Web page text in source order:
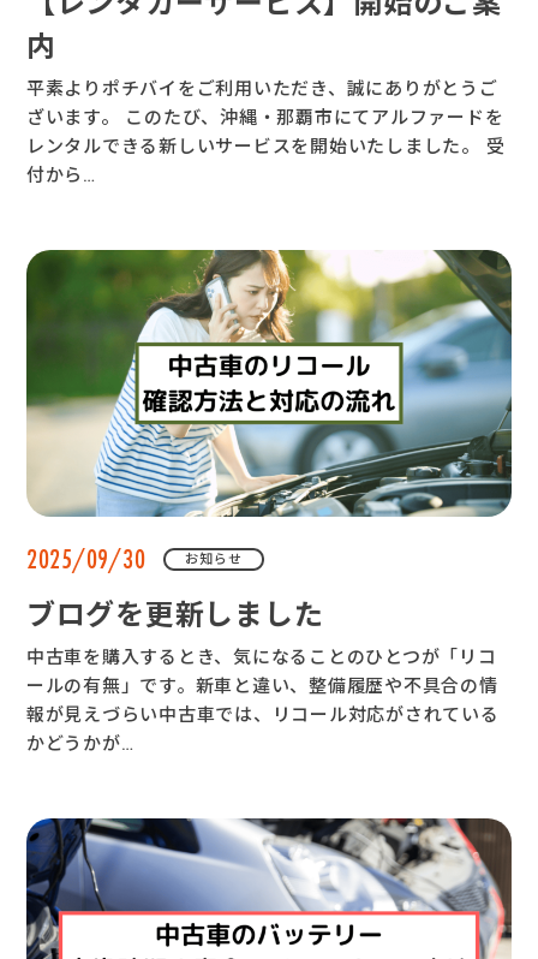
内
平素よりポチバイをご利用いただき、誠にありがとうご
ざいます。 このたび、沖縄・那覇市にてアルファードを
レンタルできる新しいサービスを開始いたしました。 受
付から…
2025/09/30 お知らせ
ブログを更新しました
中古車を購入するとき、気になることのひとつが「リコ
ールの有無」です。新車と違い、整備履歴や不具合の情
報が見えづらい中古車では、リコール対応がされている
かどうかが…